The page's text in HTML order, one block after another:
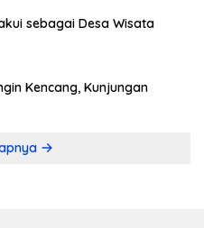
sebagai Desa Wisata
Kencang, Kunjungan